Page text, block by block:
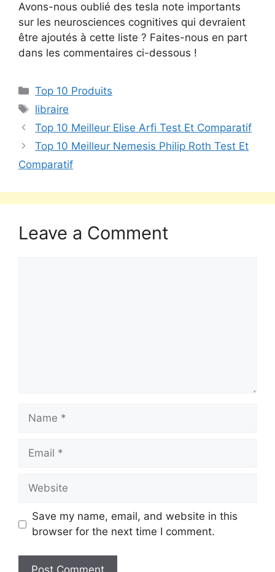
Avons-nous oublié des tesla note importants
sur les neurosciences cognitives qui devraient
être ajoutés à cette liste ? Faites-nous en part
dans les commentaires ci-dessous !
Top 10 Produits
libraire
Top 10 Meilleur Elise Arfi Test Et Comparatif
Top 10 Meilleur Nemesis Philip Roth Test Et
Comparatif
Leave a Comment
Save my name, email, and website in this
browser for the next time I comment.